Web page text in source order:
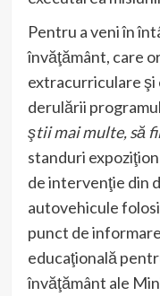
Pentru a veni în
învăţământ, care
extracurriculare şi
derulării
ştii mai multe, să
standuri
de intervenţie din
autovehicule
punct de
educaţională
învăţământ ale